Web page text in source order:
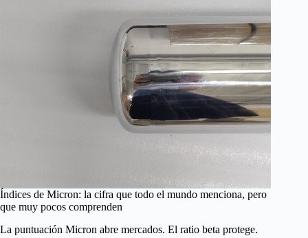
Índices de Micron: la cifra que todo el mundo menciona, pero
que muy pocos comprenden
La puntuación Micron abre mercados. El ratio beta protege.